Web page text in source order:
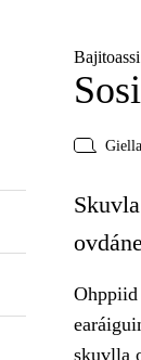
Bajitoassi
Giella
skuvlla